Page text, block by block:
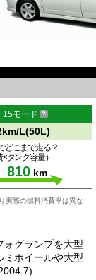
15モード
L(50L)
どこまで走る？
×タンク容量）
810 km
実際の燃料消費率は異な
ォグランプを大型
ミホイールや大型